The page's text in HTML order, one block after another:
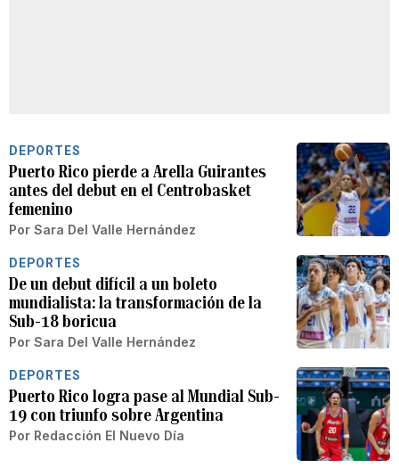
DEPORTES
Puerto Rico pierde a Arella Guirantes
antes del debut en el Centrobasket
femenino
Por Sara Del Valle Hernández
DEPORTES
De un debut difícil a un boleto
mundialista: la transformación de la
Sub-18 boricua
Por Sara Del Valle Hernández
DEPORTES
Puerto Rico logra pase al Mundial Sub-
19 con triunfo sobre Argentina
Por Redacción El Nuevo Día